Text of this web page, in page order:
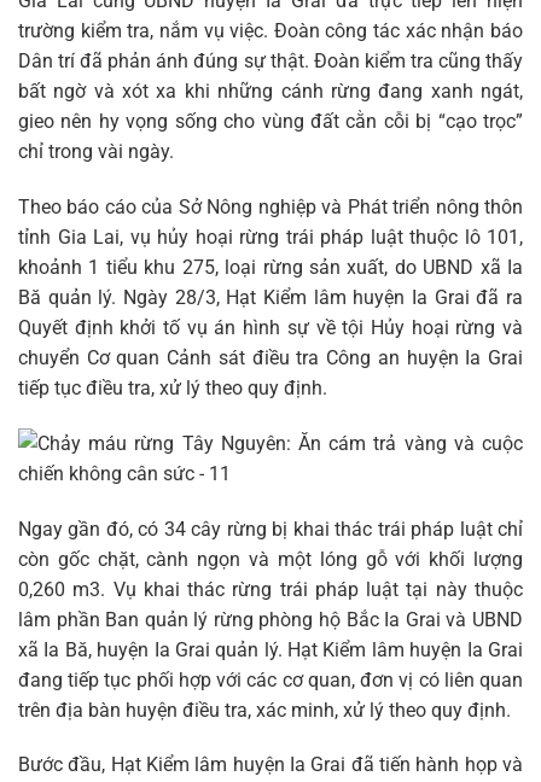
trường kiểm tra, nắm vụ việc. Đoàn công tác xác nhận báo
Dân trí đã phản ánh đúng sự thật. Đoàn kiểm tra cũng thấy
bất ngờ và xót xa khi những cánh rừng đang xanh ngát,
gieo nên hy vọng sống cho vùng đất cằn cỗi bị “cạo trọc”
chỉ trong vài ngày.
Theo báo cáo của Sở Nông nghiệp và Phát triển nông thôn
tỉnh Gia Lai, vụ hủy hoại rừng trái pháp luật thuộc lô 101,
khoảnh 1 tiểu khu 275, loại rừng sản xuất, do UBND xã Ia
Bă quản lý. Ngày 28/3, Hạt Kiểm lâm huyện Ia Grai đã ra
Quyết định khởi tố vụ án hình sự về tội Hủy hoại rừng và
chuyển Cơ quan Cảnh sát điều tra Công an huyện Ia Grai
tiếp tục điều tra, xử lý theo quy định.
Ngay gần đó, có 34 cây rừng bị khai thác trái pháp luật chỉ
còn gốc chặt, cành ngọn và một lóng gỗ với khối lượng
0,260 m3. Vụ khai thác rừng trái pháp luật tại này thuộc
lâm phần Ban quản lý rừng phòng hộ Bắc Ia Grai và UBND
xã Ia Bă, huyện Ia Grai quản lý. Hạt Kiểm lâm huyện Ia Grai
đang tiếp tục phối hợp với các cơ quan, đơn vị có liên quan
trên địa bàn huyện điều tra, xác minh, xử lý theo quy định.
Bước đầu, Hạt Kiểm lâm huyện Ia Grai đã tiến hành họp và